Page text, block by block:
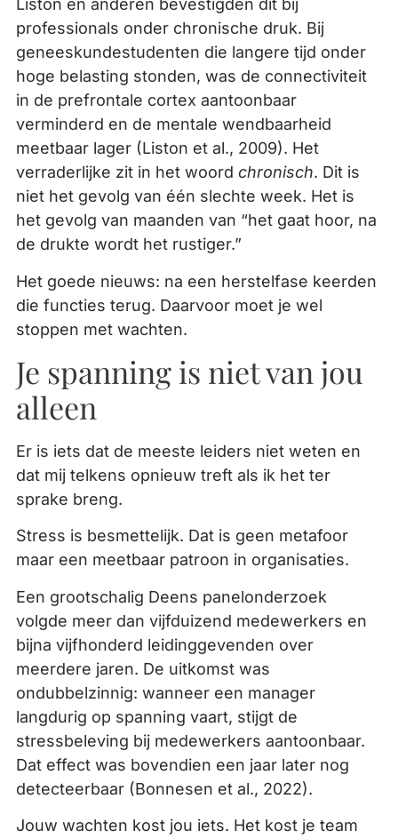
Liston en anderen bevestigden dit bij
professionals onder chronische druk. Bij
geneeskundestudenten die langere tijd onder
hoge belasting stonden, was de connectiviteit
in de prefrontale cortex aantoonbaar
verminderd en de mentale wendbaarheid
meetbaar lager (Liston et al., 2009). Het
verraderlijke zit in het woord chronisch. Dit is
niet het gevolg van één slechte week. Het is
het gevolg van maanden van “het gaat hoor, na
de drukte wordt het rustiger.”
Het goede nieuws: na een herstelfase keerden
die functies terug. Daarvoor moet je wel
stoppen met wachten.
Je spanning is niet van jou
alleen
Er is iets dat de meeste leiders niet weten en
dat mij telkens opnieuw treft als ik het ter
sprake breng.
Stress is besmettelijk. Dat is geen metafoor
maar een meetbaar patroon in organisaties.
Een grootschalig Deens panelonderzoek
volgde meer dan vijfduizend medewerkers en
bijna vijfhonderd leidinggevenden over
meerdere jaren. De uitkomst was
ondubbelzinnig: wanneer een manager
langdurig op spanning vaart, stijgt de
stressbeleving bij medewerkers aantoonbaar.
Dat effect was bovendien een jaar later nog
detecteerbaar (Bonnesen et al., 2022).
Jouw wachten kost jou iets. Het kost je team